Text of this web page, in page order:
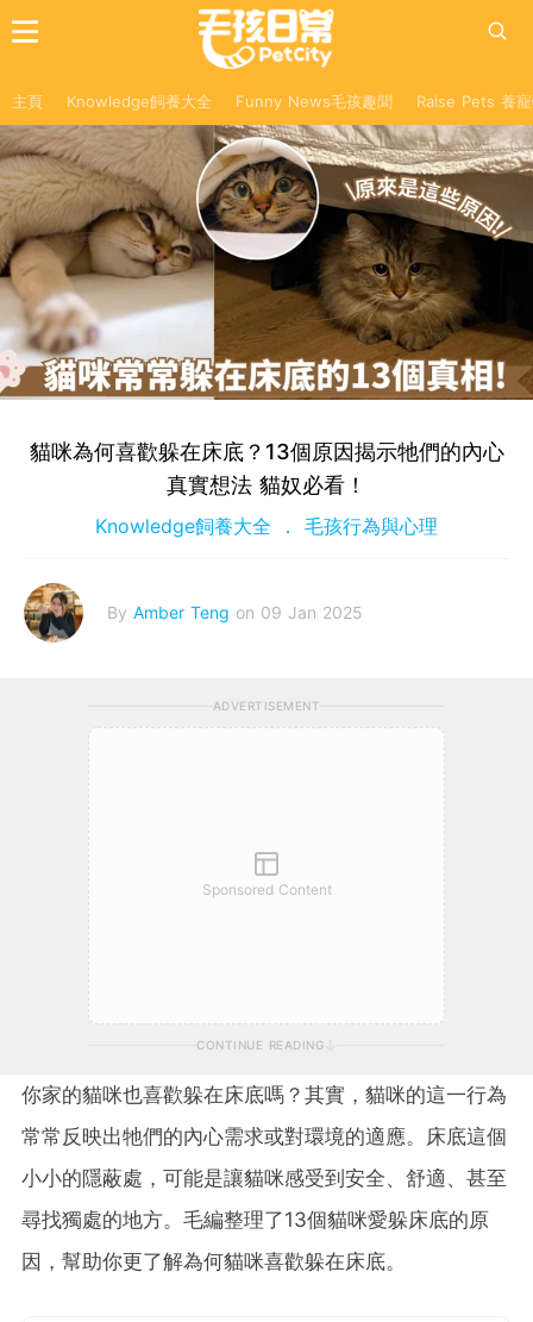
主頁 Knowledge飼養大全 Funny News毛孩趣聞 Raise Pets 養
貓咪為何喜歡躲在床底？13個原因揭示牠們的內心
真實想法 貓奴必看！
Knowledge飼養大全 毛孩行為與心理
By Amber Teng on 09 Jan 2025
ADVERTISEMENT
Sponsored Content
CONTINUE READING
你家的貓咪也喜歡躲在床底嗎？其實，貓咪的這一行為
常常反映出牠們的內心需求或對環境的適應。床底這個
小小的隱蔽處，可能是讓貓咪感受到安全、舒適、甚至
尋找獨處的地方。毛編整理了13個貓咪愛躲床底的原
因，幫助你更了解為何貓咪喜歡躲在床底。